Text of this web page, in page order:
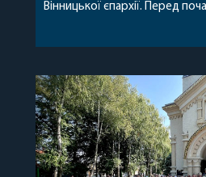
Вінницької єпархії. Перед
секретар Єпархіальної Ради
побажавши йому міцного
допомоги, миру, духовної
благословенних успіхів у
архіпастирському служінні.